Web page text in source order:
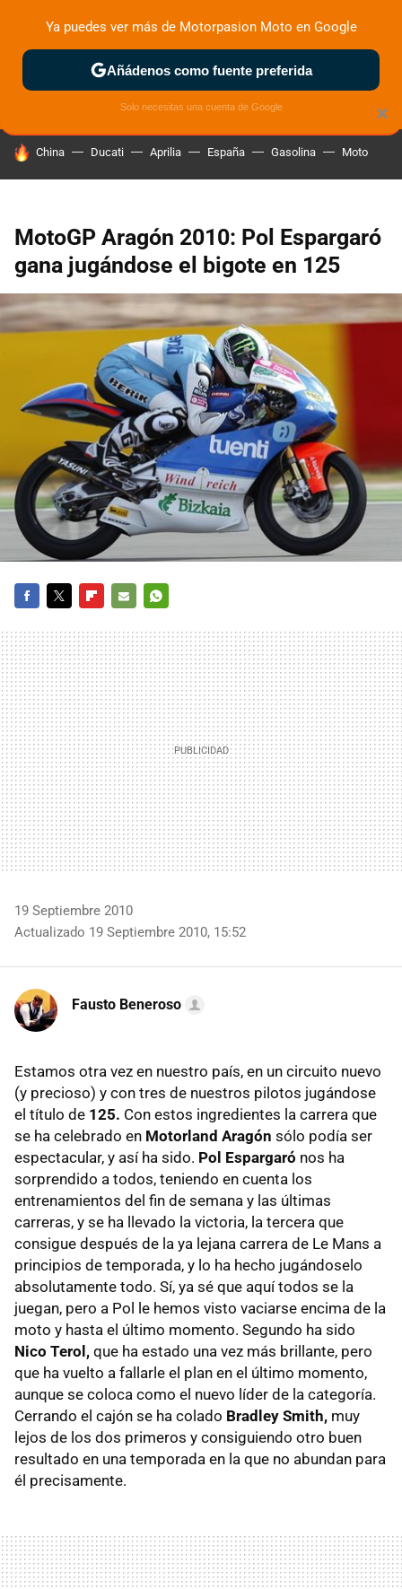
ZONA DE PRUEBAS DEPORTIVAS MOTOS ELÉCTRICAS
HOY SE HABLA DE
China Ducati Aprilia España Gasolina Moto
MotoGP Aragón 2010: Pol Espargaró
gana jugándose el bigote en 125
MAIL
19 Septiembre 2010
Actualizado 19 Septiembre 2010, 15:52
Fausto Beneroso
Estamos otra vez en nuestro país, en un circuito nuevo
(y precioso) y con tres de nuestros pilotos jugándose
el título de 125. Con estos ingredientes la carrera que
se ha celebrado en Motorland Aragón sólo podía ser
espectacular, y así ha sido. Pol Espargaró nos ha
sorprendido a todos, teniendo en cuenta los
entrenamientos del fin de semana y las últimas
carreras, y se ha llevado la victoria, la tercera que
consigue después de la ya lejana carrera de Le Mans a
principios de temporada, y lo ha hecho jugándoselo
absolutamente todo. Sí, ya sé que aquí todos se la
juegan, pero a Pol le hemos visto vaciarse encima de la
moto y hasta el último momento. Segundo ha sido
Nico Terol, que ha estado una vez más brillante, pero
que ha vuelto a fallarle el plan en el último momento,
aunque se coloca como el nuevo líder de la categoría.
Cerrando el cajón se ha colado Bradley Smith, muy
lejos de los dos primeros y consiguiendo otro buen
resultado en una temporada en la que no abundan para
él precisamente.
×
Ya puedes ver más de Motorpasion Moto en Google
Añádenos como fuente preferida
Solo necesitas una cuenta de Google